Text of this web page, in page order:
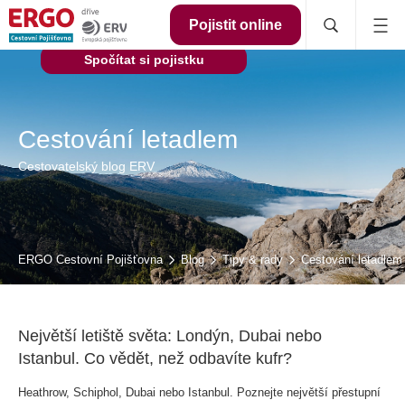
Pojistit online
Cestování letadlem
Cestovatelský blog ERV
ERGO Cestovní Pojišťovna Blog Tipy & rady Cestování letadlem
Největší letiště světa: Londýn, Dubai nebo
Istanbul. Co vědět, než odbavíte kufr?
Heathrow, Schiphol, Dubai nebo Istanbul. Poznejte největší přestupní
Spočítat si pojistku